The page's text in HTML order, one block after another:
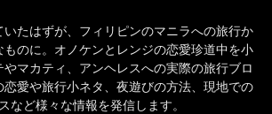
たはずが、フィリピンのマニラへの旅行か
ものに。オノケンとレンジの恋愛珍道中を小
マカティ、アンヘレスへの実際の旅行ブロ
愛や旅行小ネタ、夜遊びの方法、現地での
など様々な情報を発信します。